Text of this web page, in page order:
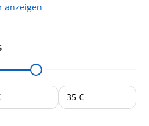
anzeigen